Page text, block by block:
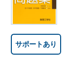
サポートあり